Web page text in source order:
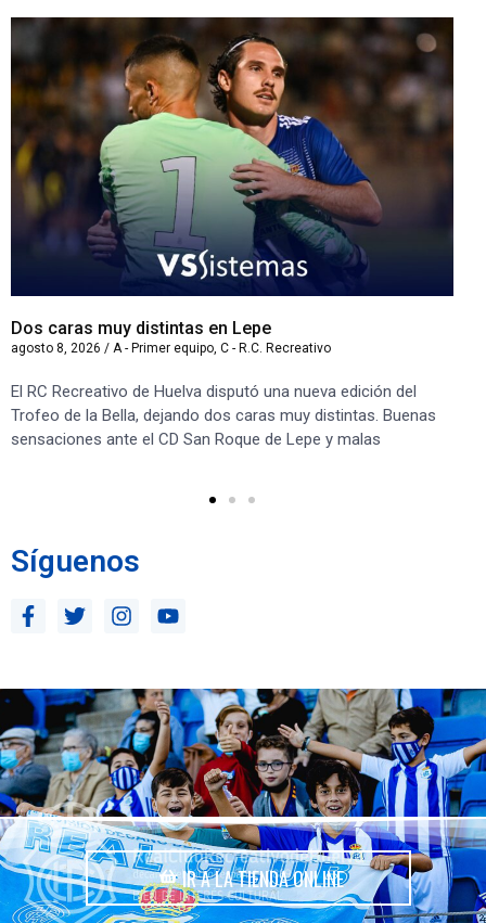
Dos caras muy distintas en Lepe
agosto 8, 2026 / A - Primer equipo, C - R.C. Recreativo
El RC Recreativo de Huelva disputó una nueva edición del
Trofeo de la Bella, dejando dos caras muy distintas. Buenas
sensaciones ante el CD San Roque de Lepe y malas
Síguenos
IR A LA TIENDA ONLINE